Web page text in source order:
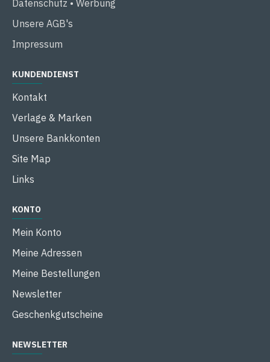
Datenschutz • Werbung
Unsere AGB's
Impressum
KUNDENDIENST
Kontakt
Verlage & Marken
Unsere Bankkonten
Site Map
Links
KONTO
Mein Konto
Meine Adressen
Meine Bestellungen
Newsletter
Geschenkgutscheine
NEWSLETTER